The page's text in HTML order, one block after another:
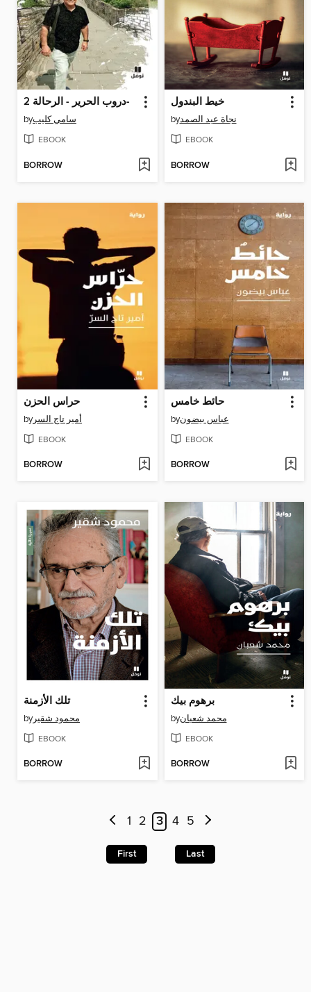
دروب الحرير - الرحالة 2-
byسامي كليب
EBOOK
BORROW
خيط البندول
byنجاة عبد الصمد
EBOOK
BORROW
حراس الحزن
byأمير تاج السر
EBOOK
BORROW
حائط خامس
byعباس بيضون
EBOOK
BORROW
تلك الأزمنة
byمحمود شقير
EBOOK
BORROW
برهوم بيك
byمحمد شعبان
EBOOK
BORROW
1 2 3 4 5
First Last